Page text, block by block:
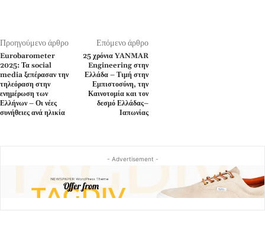
Προηγούμενο άρθρο
Eurobarometer
2025: Τα social
media ξεπέρασαν την
τηλεόραση στην
ενημέρωση των
Ελλήνων – Οι νέες
συνήθειες ανά ηλικία
Επόμενο άρθρο
25 χρόνια YANMAR
Engineering στην
Ελλάδα – Τιμή στην
Εμπιστοσύνη, την
Καινοτομία και τον
δεσμό Ελλάδας–
Ιαπωνίας
- Advertisement -